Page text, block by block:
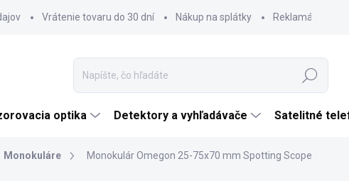
Vrátenie tovaru do 30 dní Nákup na splátky Reklamácia
Hľadať
optika Detektory a vyhľadávače Satelitné
Monokuláre Monokulár Omegon 25-75x70 mm Spotting Scope